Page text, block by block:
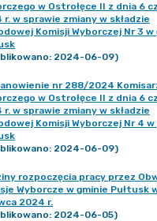
w Ostrołęce II z dnia 6
r. w sprawie zmiany w składzie
Komisji Wyborczej Nr 3 w
2024-06-09)
nr 288/2024
w Ostrołęce II z dnia 6
r. w sprawie zmiany w składzie
Komisji Wyborczej Nr 4 w
2024-06-09)
rozpoczęcia pracy przez
Wyborcze w gminie Pułtusk
2024 r.
2024-06-05)